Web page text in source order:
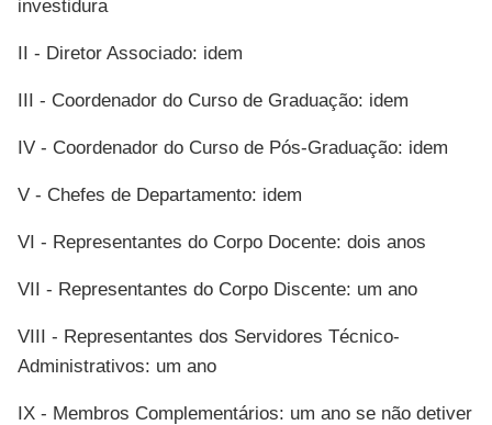
investidura
II - Diretor Associado: idem
III - Coordenador do Curso de Graduação: idem
IV - Coordenador do Curso de Pós-Graduação: idem
V - Chefes de Departamento: idem
VI - Representantes do Corpo Docente: dois anos
VII - Representantes do Corpo Discente: um ano
VIII - Representantes dos Servidores Técnico-
Administrativos: um ano
IX - Membros Complementários: um ano se não detiver